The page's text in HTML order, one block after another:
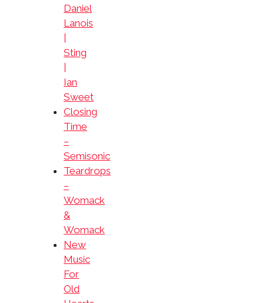
Daniel
Lanois
|
Sting
|
Ian
Sweet
Closing
Time
–
Semisonic
Teardrops
–
Womack
&
Womack
New
Music
For
Old